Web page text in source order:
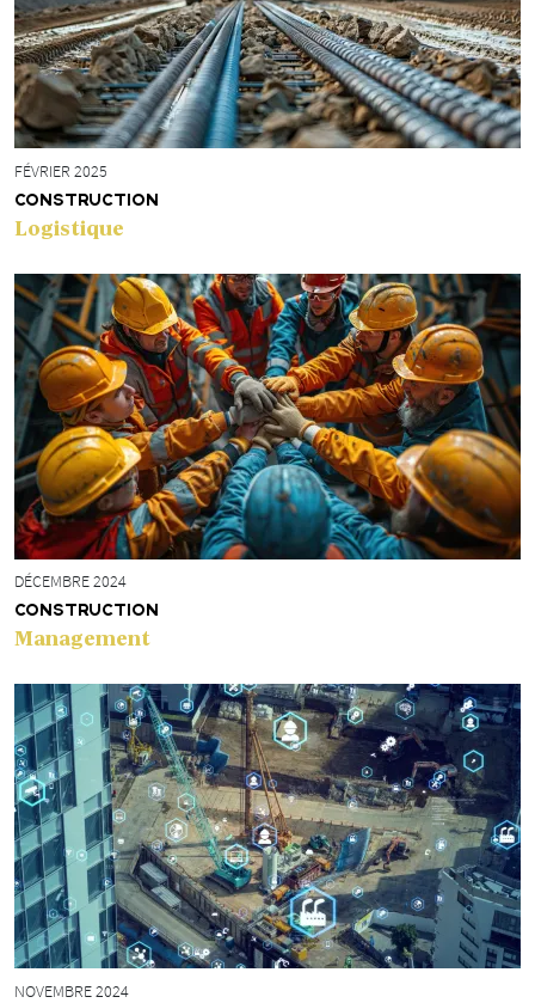
FÉVRIER 2025
CONSTRUCTION
Logistique
DÉCEMBRE 2024
CONSTRUCTION
Management
NOVEMBRE 2024